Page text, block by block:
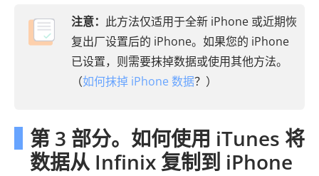
注意： 此方法仅适用于全新 iPhone 或近期恢
复出厂设置后的 iPhone。如果您的 iPhone
已设置，则需要抹掉数据或使用其他方法。
（如何抹掉 iPhone 数据？）
第 3 部分。如何使用 iTunes 将
数据从 Infinix 复制到 iPhone